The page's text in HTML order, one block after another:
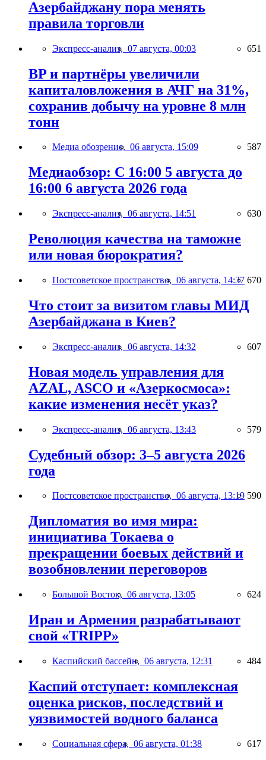
Азербайджану пора менять
правила торговли
Экспресс-анализ, 07 августа, 00:03 651
BP и партнёры увеличили
капиталовложения в АЧГ на 31%,
сохранив добычу на уровне 8 млн
тонн
Медиа обозрение, 06 августа, 15:09 587
Медиаобзор: С 16:00 5 августа до
16:00 6 августа 2026 года
Экспресс-анализ, 06 августа, 14:51 630
Революция качества на таможне
или новая бюрократия?
Постсоветское пространство, 06 августа, 14:37 670
Что стоит за визитом главы МИД
Азербайджана в Киев?
Экспресс-анализ, 06 августа, 14:32 607
Новая модель управления для
AZAL, ASCO и «Азеркосмоса»:
какие изменения несёт указ?
Экспресс-анализ, 06 августа, 13:43 579
Судебный обзор: 3–5 августа 2026
года
Постсоветское пространство, 06 августа, 13:19 590
Дипломатия во имя мира:
инициатива Токаева о
прекращении боевых действий и
возобновлении переговоров
Большой Восток, 06 августа, 13:05 624
Иран и Армения разрабатывают
свой «TRIPP»
Каспийский бассейн, 06 августа, 12:31 484
Каспий отступает: комплексная
оценка рисков, последствий и
уязвимостей водного баланса
Социальная сфера, 06 августа, 01:38 617